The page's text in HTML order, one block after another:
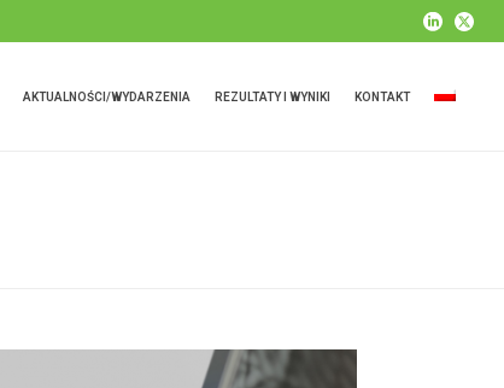
AKTUALNOŚCI/WYDARZENIA REZULTATY I WYNIKI KONTAKT